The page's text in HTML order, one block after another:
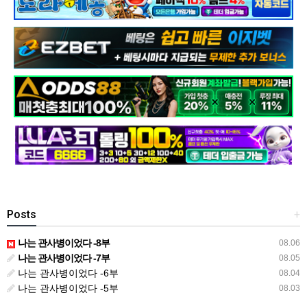
+
Posts
08.06
나는 관사병이었다 -8부
08.05
나는 관사병이었다 -7부
08.04
나는 관사병이었다 -6부
08.03
나는 관사병이었다 -5부